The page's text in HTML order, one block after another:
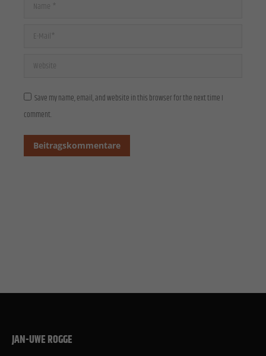
E-Mail *
Website
Save my name, email, and website in this browser for the next time I
comment.
Beitragskommentare
JAN-UWE ROGGE
manuellen Einwilligung mehr.